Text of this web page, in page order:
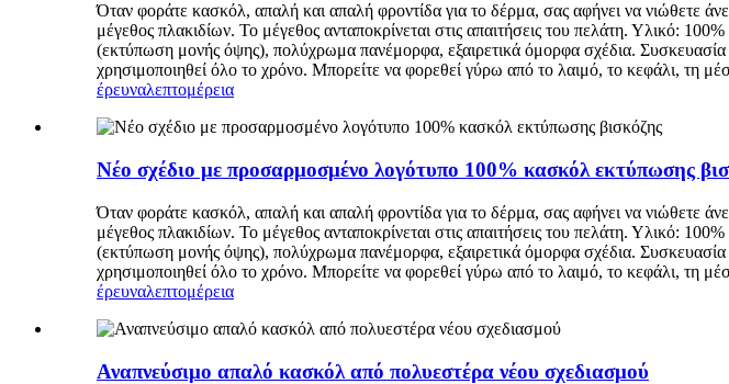
Όταν φοράτε κασκόλ, απαλή και απαλή φροντίδα για το δέρμα, σας αφήνει να νιώθετε
μέγεθος πλακιδίων. Το μέγεθος ανταποκρίνεται στις απαιτήσεις του πελάτη. Υλικό:
(εκτύπωση μονής όψης), πολύχρωμα πανέμορφα, εξαιρετικά όμορφα σχέδια.
χρησιμοποιηθεί όλο το χρόνο. Μπορείτε να φορεθεί γύρω από το λαιμό, το κεφάλι, τη
έρευναλεπτομέρεια
Νέο σχέδιο με προσαρμοσμένο λογότυπο 100% κασκόλ εκτύπωσης
Όταν φοράτε κασκόλ, απαλή και απαλή φροντίδα για το δέρμα, σας αφήνει να νιώθετε
μέγεθος πλακιδίων. Το μέγεθος ανταποκρίνεται στις απαιτήσεις του πελάτη. Υλικό:
(εκτύπωση μονής όψης), πολύχρωμα πανέμορφα, εξαιρετικά όμορφα σχέδια.
χρησιμοποιηθεί όλο το χρόνο. Μπορείτε να φορεθεί γύρω από το λαιμό, το κεφάλι, τη
έρευναλεπτομέρεια
Αναπνεύσιμο απαλό κασκόλ από πολυεστέρα νέου σχεδιασμού